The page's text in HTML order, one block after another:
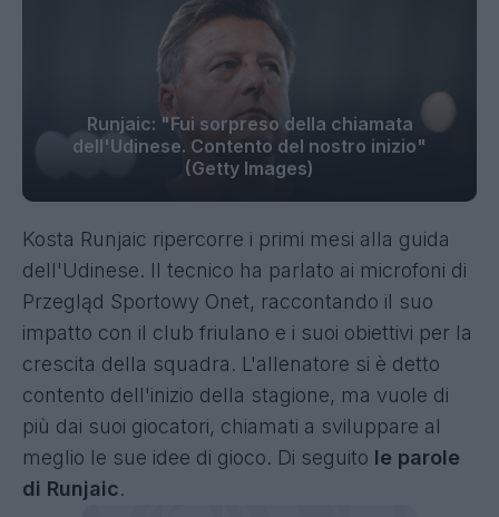
Runjaic: "Fui sorpreso della chiamata
dell'Udinese. Contento del nostro inizio"
(Getty Images)
Kosta Runjaic ripercorre i primi mesi alla guida
dell'Udinese. Il tecnico ha parlato ai microfoni di
Przegląd Sportowy Onet, raccontando il suo
impatto con il club friulano e i suoi obiettivi per la
crescita della squadra. L'allenatore si è detto
contento dell'inizio della stagione, ma vuole di
più dai suoi giocatori, chiamati a sviluppare al
meglio le sue idee di gioco. Di seguito le parole
di Runjaic.